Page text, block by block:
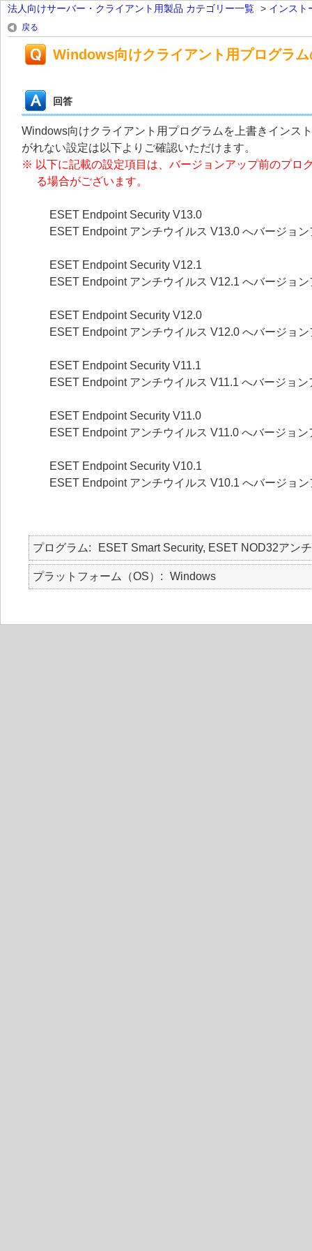
法人向けサーバー・クライアント用製品 カテゴリー一覧 > インスト
戻る
Windows向けクライアント用プログラ
回答
Windows向けクライアント用プログラムを上書きインス
がれない設定は以下よりご確認いただけます。
※ 以下に記載の設定項目は、バージョンアップ前のプロ
る場合がございます。
ESET Endpoint Security V13.0
ESET Endpoint アンチウイルス V13.0 へバージョ
ESET Endpoint Security V12.1
ESET Endpoint アンチウイルス V12.1 へバージョ
ESET Endpoint Security V12.0
ESET Endpoint アンチウイルス V12.0 へバージョ
ESET Endpoint Security V11.1
ESET Endpoint アンチウイルス V11.1 へバージョ
ESET Endpoint Security V11.0
ESET Endpoint アンチウイルス V11.0 へバージョ
ESET Endpoint Security V10.1
ESET Endpoint アンチウイルス V10.1 へバージョ
プログラム ESET Smart Security, ESET NOD32アン
プラットフォーム（OS） Windows